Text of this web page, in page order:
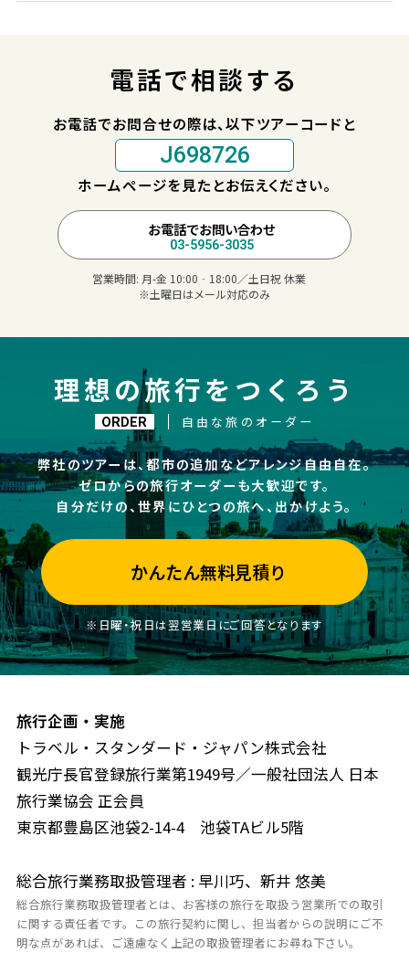
電話で相談する
お電話でお問合せの際は、以下ツアーコードと
J698726
ホームページを見たとお伝えください。
お電話でお問い合わせ
03-5956-3035
営業時間: 月-金 10:00‐18:00／土日祝 休業
※土曜日はメール対応のみ
理想の旅行をつくろう
ORDER 自由な旅のオーダー
弊社のツアーは、都市の追加などアレンジ自由自在。
ゼロからの旅行オーダーも大歓迎です。
自分だけの、世界にひとつの旅へ、出かけよう。
かんたん無料見積り
※日曜・祝日は翌営業日にご回答となります
旅行企画・実施
トラベル・スタンダード・ジャパン株式会社
観光庁長官登録旅行業第1949号／一般社団法人 日本
旅行業協会 正会員
東京都豊島区池袋2-14-4 池袋TAビル5階
総合旅行業務取扱管理者 : 早川巧、新井 悠美
総合旅行業務取扱管理者とは、お客様の旅行を取扱う営業所での取引
に関する責任者です。この旅行契約に関し、担当者からの説明にご不
明な点があれば、ご遠慮なく上記の取扱管理者にお尋ね下さい。